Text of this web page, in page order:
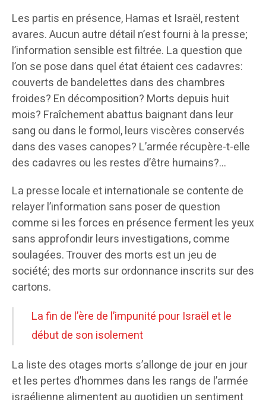
Les partis en présence, Hamas et Israël, restent
avares. Aucun autre détail n’est fourni à la presse;
l’information sensible est filtrée. La question que
l’on se pose dans quel état étaient ces cadavres:
couverts de bandelettes dans des chambres
froides? En décomposition? Morts depuis huit
mois? Fraîchement abattus baignant dans leur
sang ou dans le formol, leurs viscères conservés
dans des vases canopes? L’armée récupère-t-elle
des cadavres ou les restes d’être humains?…
La presse locale et internationale se contente de
relayer l’information sans poser de question
comme si les forces en présence ferment les yeux
sans approfondir leurs investigations, comme
soulagées. Trouver des morts est un jeu de
société; des morts sur ordonnance inscrits sur des
cartons.
La fin de l’ère de l’impunité pour Israël et le
début de son isolement
La liste des otages morts s’allonge de jour en jour
et les pertes d’hommes dans les rangs de l’armée